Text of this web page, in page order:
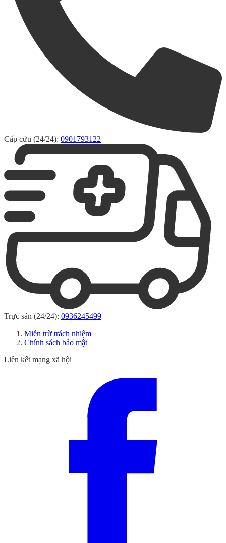
Cấp cứu (24/24): 0901793122
Trực sản (24/24): 0936245499
Miễn trừ trách nhiệm
Chính sách bảo mật
Liên kết mạng xã hội